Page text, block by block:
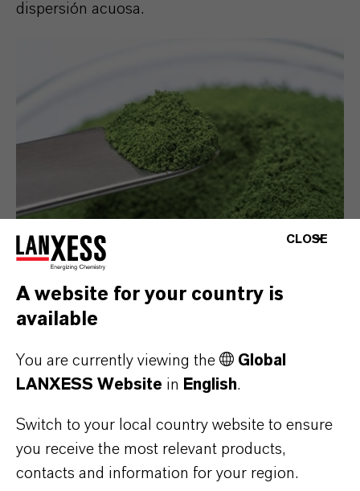
dispersión acuosa.
Dióxido de titanio
Nuestros pigmentos de dióxido de titanio
(TiO₂) se caracterizan por su excepcional
opacidad, brillo y resistencia a los rayos UV.
Especialmente formulados para aumentar la
blancura y mejorar la dispersión de la luz,
CLOSE
A website for your country is
available
You are currently viewing the
Global
LANXESS Website in English.
Switch to your local country website to ensure
you receive the most relevant products,
contacts and information for your region.